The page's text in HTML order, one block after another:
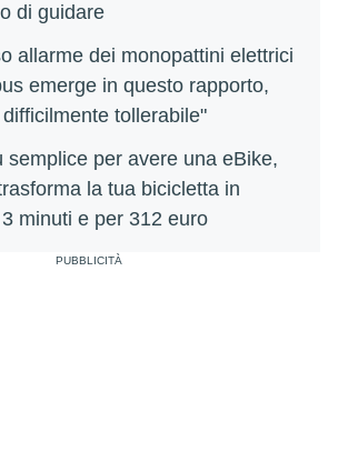
di guidare
allarme dei monopattini elettrici
emerge in questo rapporto,
tollerabile"
semplice per avere una eBike,
la tua bicicletta in
minuti e per 312 euro